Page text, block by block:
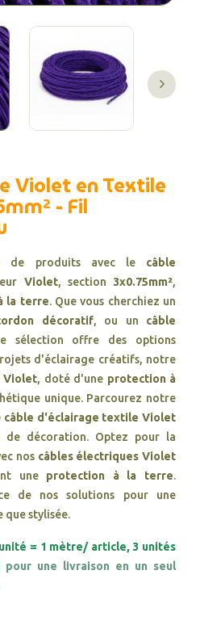
Violet en Textile
- Fil
de produits avec le câble
Violet, section 3x0.75mm²,
la terre. Que vous cherchiez un
décoratif, ou un câble
sélection offre des options
d'éclairage créatifs, notre
Violet, doté d'une protection à
unique. Parcourez notre
câble d'éclairage textile Violet
décoration. Optez pour la
nos câbles électriques Violet
une protection à la terre.
de nos solutions pour une
que stylisée.
= 1 mètre/ article, 3 unités
pour une livraison en un seul